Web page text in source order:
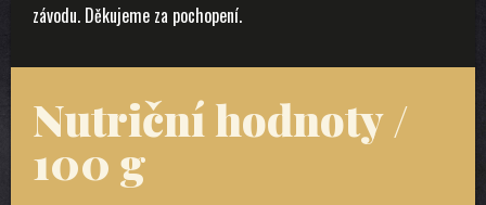
závodu. Děkujeme za pochopení.
Nutriční hodnoty /
100 g